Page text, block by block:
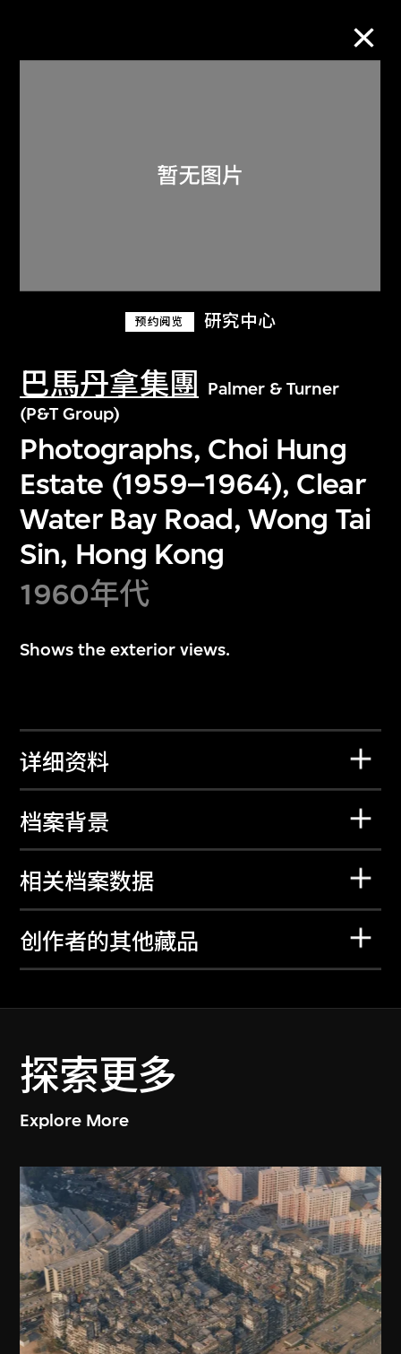
预约阅览 研究中心
巴馬丹拿集團
Palmer & Turner
(P&T Group)
Photographs, Choi Hung
Estate (1959–1964), Clear
Water Bay Road, Wong Tai
Sin, Hong Kong
1960年代
Shows the exterior views.
详细资料
档案背景
相关档案数据
创作者的其他藏品
探索更多
Explore More
关于M+藏品
探索世界顶级的二十及二十一世纪视觉
文化藏品。